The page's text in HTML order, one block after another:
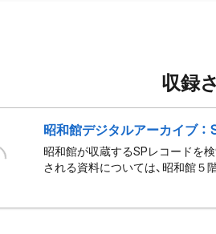
収録
昭和館デジタルアーカイブ ：
昭和館が収蔵するSPレコードを検
される資料については、昭和館５